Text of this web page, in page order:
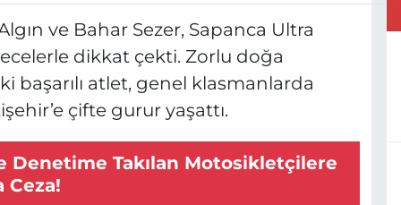
ve Bahar Sezer, Sapanca Ultra
dikkat çekti. Zorlu doğa
başarılı atlet, genel klasmanlarda
çifte gurur yaşattı.
Denetime Takılan Motosikletçilere
Ceza!